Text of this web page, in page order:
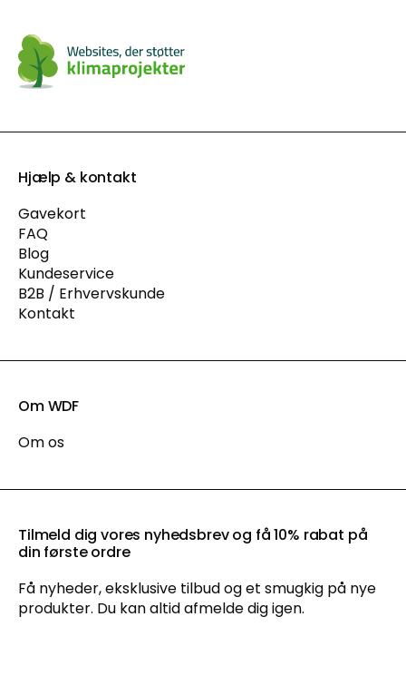
Hjælp & kontakt
Gavekort
FAQ
Blog
Kundeservice
B2B / Erhvervskunde
Kontakt
Om WDF
Om os
Tilmeld dig vores nyhedsbrev og få 10% rabat på
din første ordre
Få nyheder, eksklusive tilbud og et smugkig på nye
produkter. Du kan altid afmelde dig igen.